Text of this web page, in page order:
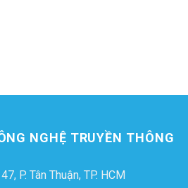
NGHỆ TRUYỀN THÔNG
P. Tân Thuận, TP. HCM